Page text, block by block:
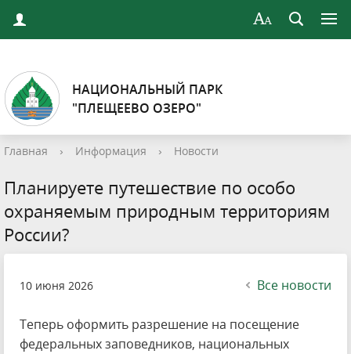
НАЦИОНАЛЬНЫЙ ПАРК
"ПЛЕЩЕЕВО ОЗЕРО"
Главная › Информация › Новости
Планируете путешествие по особо
охраняемым природным территориям
России?
10 июня 2026 Все новости
Теперь оформить разрешение на посещение
федеральных заповедников, национальных